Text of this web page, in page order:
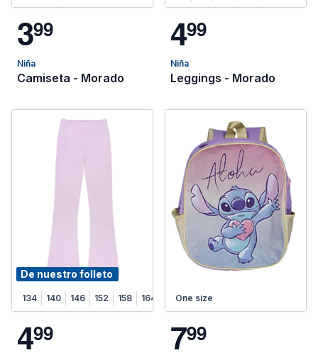
399
Niña
Camiseta - Morado
499
Niña
Leggings - Morado
De nuestro folleto
134 140 146 152 158 164
499
One size
799